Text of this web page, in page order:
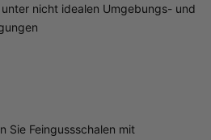
nicht idealen Umgebungs- und
Sie Feingussschalen mit